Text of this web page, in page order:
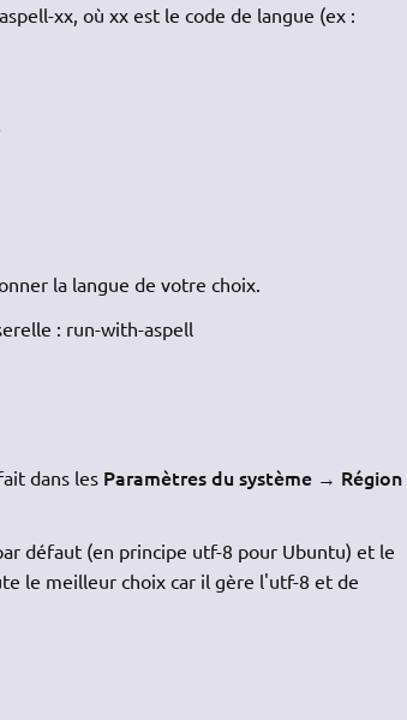
xx, où xx est le code de langue (ex :
la langue de votre choix.
: run-with-aspell
dans les Paramètres du système→ Région
défaut (en principe utf-8 pour Ubuntu) et le
le meilleur choix car il gère l'utf-8 et de